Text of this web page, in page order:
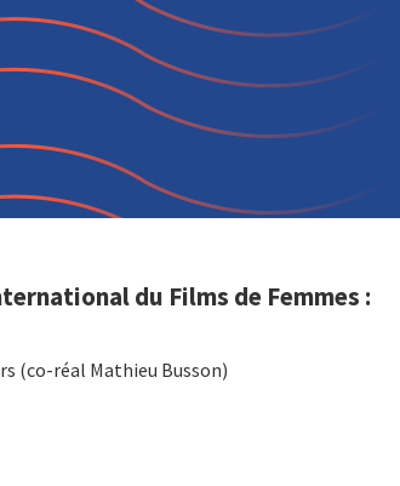
du Films de Femmes :
(co-réal Mathieu Busson)